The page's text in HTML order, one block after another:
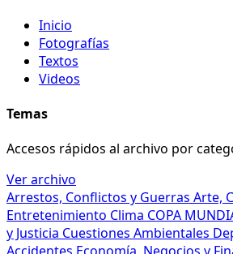
Inicio
Fotografías
Textos
Videos
Temas
Accesos rápidos al archivo por
Ver archivo
Arrestos, Conflictos y Guerras Arte,
Entretenimiento Clima COPA
y Justicia Cuestiones Ambientales